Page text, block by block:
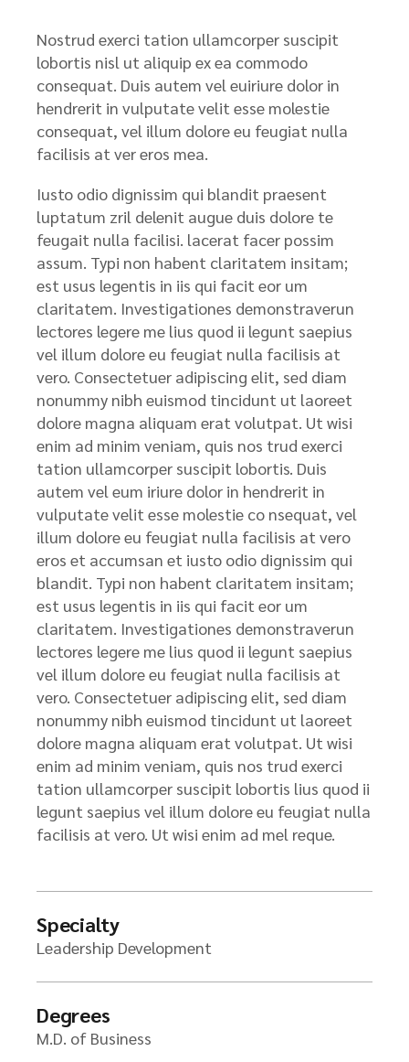
Nostrud exerci tation ullamcorper suscipit
lobortis nisl ut aliquip ex ea commodo
consequat. Duis autem vel euiriure dolor in
hendrerit in vulputate velit esse molestie
consequat, vel illum dolore eu feugiat nulla
facilisis at ver eros mea.
Iusto odio dignissim qui blandit praesent
luptatum zril delenit augue duis dolore te
feugait nulla facilisi. lacerat facer possim
assum. Typi non habent claritatem insitam;
est usus legentis in iis qui facit eor um
claritatem. Investigationes demonstraverun
lectores legere me lius quod ii legunt saepius
vel illum dolore eu feugiat nulla facilisis at
vero. Consectetuer adipiscing elit, sed diam
nonummy nibh euismod tincidunt ut laoreet
dolore magna aliquam erat volutpat. Ut wisi
enim ad minim veniam, quis nos trud exerci
tation ullamcorper suscipit lobortis. Duis
autem vel eum iriure dolor in hendrerit in
vulputate velit esse molestie co nsequat, vel
illum dolore eu feugiat nulla facilisis at vero
eros et accumsan et iusto odio dignissim qui
blandit. Typi non habent claritatem insitam;
est usus legentis in iis qui facit eor um
claritatem. Investigationes demonstraverun
lectores legere me lius quod ii legunt saepius
vel illum dolore eu feugiat nulla facilisis at
vero. Consectetuer adipiscing elit, sed diam
nonummy nibh euismod tincidunt ut laoreet
dolore magna aliquam erat volutpat. Ut wisi
enim ad minim veniam, quis nos trud exerci
tation ullamcorper suscipit lobortis lius quod ii
legunt saepius vel illum dolore eu feugiat nulla
facilisis at vero. Ut wisi enim ad mel reque.
Specialty
Leadership Development
Degrees
M.D. of Business